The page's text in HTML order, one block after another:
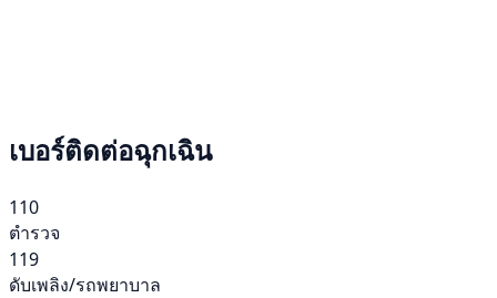
เบอร์ติดต่อฉุกเฉิน
110
ตำรวจ
119
ดับเพลิง/รถพยาบาล